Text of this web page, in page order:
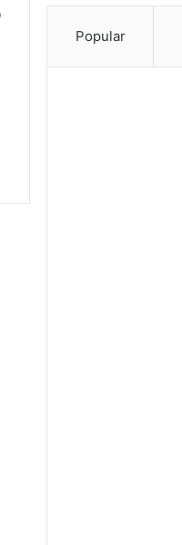
Popular